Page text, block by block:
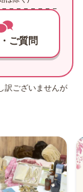
ご質問
訳ございませんが